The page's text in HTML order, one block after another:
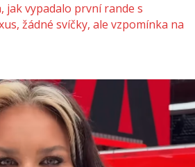
jak vypadalo první rande s
žádné svíčky, ale vzpomínka na